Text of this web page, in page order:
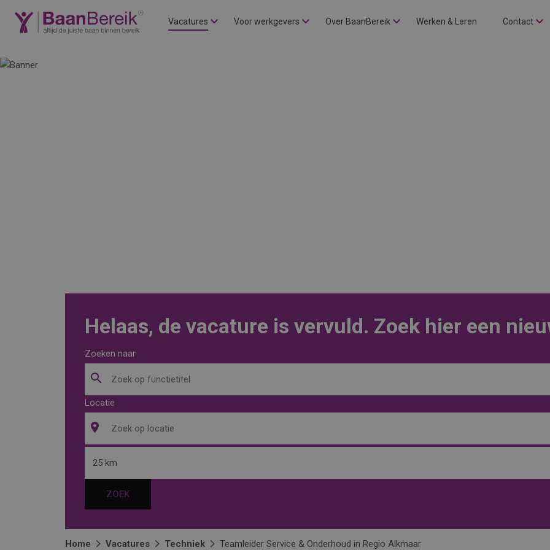
Vacatures Voor werkgevers Over BaanBereik Werken & Leren Contact
Helaas, de vacature is vervuld. Zoek hier een
Zoeken naar
Locatie
25 km
ZOEK
Home Vacatures Techniek Teamleider Service & Onderhoud in Regio Alkmaar